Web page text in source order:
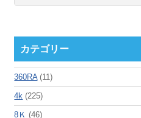
カテゴリー
360RA(11)
4k (225)
8Ｋ (46)